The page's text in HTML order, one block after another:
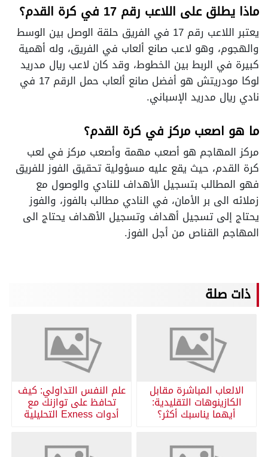
ماذا يطلق على اللاعب رقم 17 في كرة القدم؟
يعتبر اللاعب رقم 17 في الفريق حلقة الوصل بين الوسط
والهجوم، وهو لاعب صانع ألعاب في الفريق، وله أهمية
كبيرة في الربط بين الخطوط، وقد كان لاعب ريال مدريد
لوكا مودريتش هو أفضل صانع ألعاب حمل الرقم 17 في
نادي ريال مدريد الإسباني.
ما هو اصعب مركز في كرة القدم؟
مركز المهاجم هو أصعب مهمة وأصعب مركز في لعب
كرة القدم، حيث يقع عليه مسؤولية تحقيق الفوز للفريق
فهو المطالب بتسجيل الأهداف للنادي والوصول مع
زملائه الى بر الأمان، في النادي مطالب بالفوز، والفوز
يحتاج إلى تسجيل أهداف وتسجيل الأهداف يحتاج الى
المهاجم القناص من أجل الفوز.
ذات صلة
الالعاب المباشرة مقابل
الكازينوهات التقليدية:
أيهما يناسبك أكثر؟
علم النفس التداولي: كيف
تحافظ على توازنك مع
أدوات Exness التحليلية